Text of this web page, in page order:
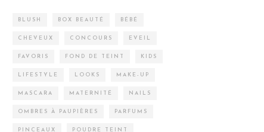
BLUSH BOX BEAUTÉ BÉBÉ
CHEVEUX CONCOURS EVEIL
FAVORIS FOND DE TEINT KIDS
LIFESTYLE LOOKS MAKE-UP
MASCARA MATERNITÉ NAILS
OMBRES À PAUPIÈRES PARFUMS
PINCEAUX POUDRE TEINT